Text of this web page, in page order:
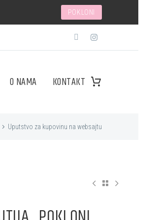
POKLONI
O NAMA KONTAKT
Uputstvo za kupovinu na websajtu